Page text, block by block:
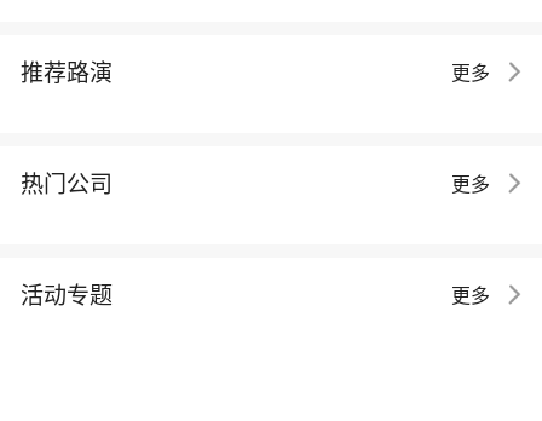
推荐路演 更多
热门公司 更多
活动专题 更多